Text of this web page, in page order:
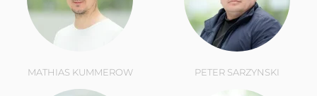
MATHIAS KUMMEROW PETER SARZYNSKI